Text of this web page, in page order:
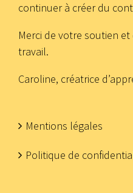
continuer à créer du
Merci de votre soutien
travail.
Caroline, créatrice
Mentions légales
Politique de